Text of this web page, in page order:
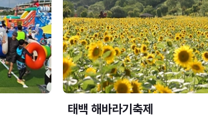
태백 해바라기축제